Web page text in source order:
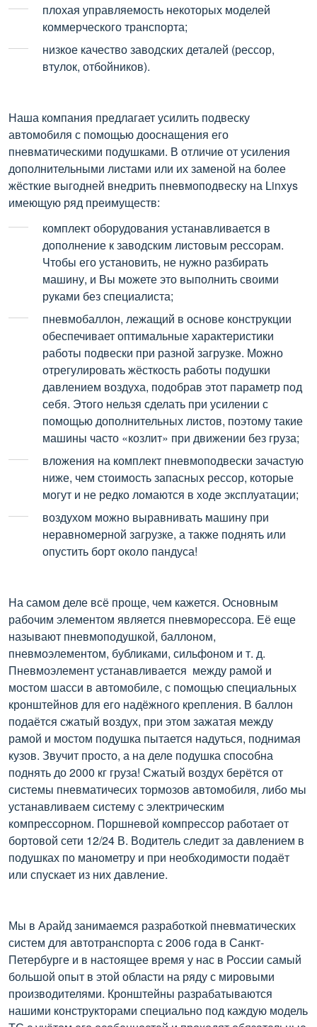
плохая управляемость некоторых моделей
коммерческого транспорта;
низкое качество заводских деталей (рессор,
втулок, отбойников).
Наша компания предлагает усилить подвеску
автомобиля с помощью дооснащения его
пневматическими подушками. В отличие от усиления
дополнительными листами или их заменой на более
жёсткие выгодней внедрить пневмоподвеску на Linxys
имеющую ряд преимуществ:
комплект оборудования устанавливается в
дополнение к заводским листовым рессорам.
Чтобы его установить, не нужно разбирать
машину, и Вы можете это выполнить своими
руками без специалиста;
пневмобаллон, лежащий в основе конструкции
обеспечивает оптимальные характеристики
работы подвески при разной загрузке. Можно
отрегулировать жёсткость работы подушки
давлением воздуха, подобрав этот параметр под
себя. Этого нельзя сделать при усилении с
помощью дополнительных листов, поэтому такие
машины часто «козлит» при движении без груза;
вложения на комплект пневмоподвески зачастую
ниже, чем стоимость запасных рессор, которые
могут и не редко ломаются в ходе эксплуатации;
воздухом можно выравнивать машину при
неравномерной загрузке, а также поднять или
опустить борт около пандуса!
На самом деле всё проще, чем кажется. Основным
рабочим элементом является пневморессора. Её еще
называют пневмоподушкой, баллоном,
пневмоэлементом, бубликами, сильфоном и т. д.
Пневмоэлемент устанавливается между рамой и
мостом шасси в автомобиле, с помощью специальных
кронштейнов для его надёжного крепления. В баллон
подаётся сжатый воздух, при этом зажатая между
рамой и мостом подушка пытается надуться, поднимая
кузов. Звучит просто, а на деле подушка способна
поднять до 2000 кг груза! Сжатый воздух берётся от
системы пневматичесих тормозов автомобиля, либо мы
устанавливаем систему с электрическим
компрессорном. Поршневой компрессор работает от
бортовой сети 12/24 В. Водитель следит за давлением в
подушках по манометру и при необходимости подаёт
или спускает из них давление.
Мы в Арайд занимаемся разработкой пневматических
систем для автотранспорта с 2006 года в Санкт-
Петербурге и в настоящее время у нас в России самый
большой опыт в этой области на ряду с мировыми
производителями. Кронштейны разрабатываются
нашими конструкторами специально под каждую модель